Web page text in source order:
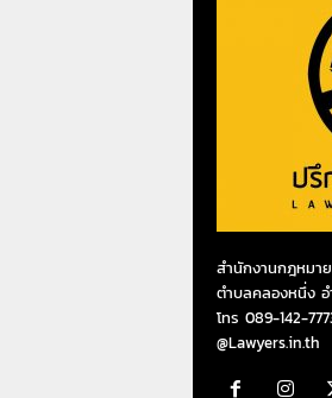
สำนักงานกฎหมา
ตำบลคลองหนึ่ง อ
โทร 089-142-
@Lawyers.in.th